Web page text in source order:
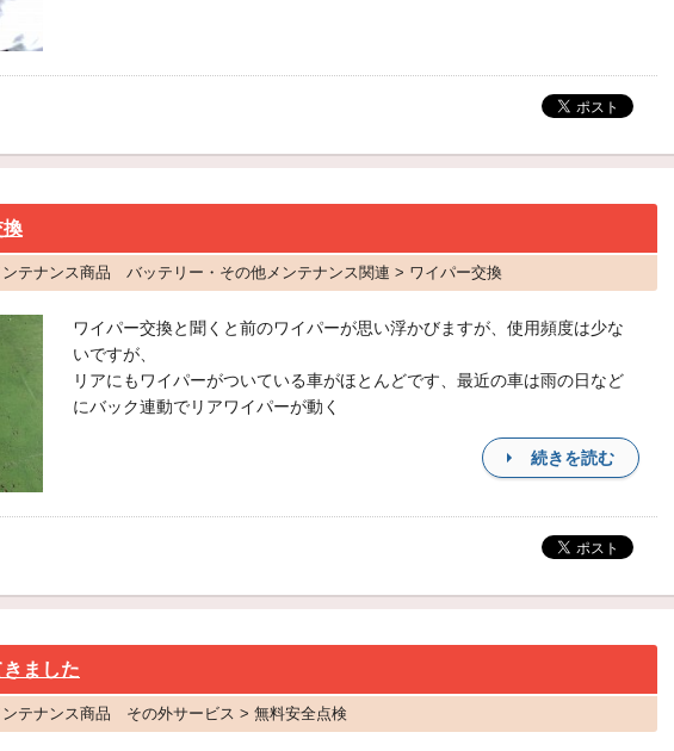
換
ンテナンス商品 バッテリー・その他メンテナンス関連 > ワイパー交換
ワイパー交換と聞くと前のワイパーが思い浮かびますが、使用頻度は少な
いですが、
リアにもワイパーがついている車がほとんどです、最近の車は雨の日など
にバック連動でリアワイパーが動く
続きを読む
ました
ンテナンス商品 その外サービス > 無料安全点検